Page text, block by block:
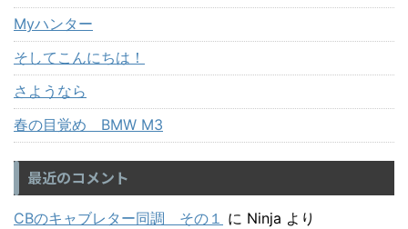
Myハンター
そしてこんにちは！
さようなら
春の目覚め BMW M3
最近のコメント
CBのキャブレター同調 その１ に Ninja より